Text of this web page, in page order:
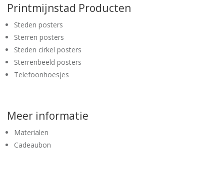
Printmijnstad Producten
Steden posters
Sterren posters
Steden cirkel posters
Sterrenbeeld posters
Telefoonhoesjes
Meer informatie
Materialen
Cadeaubon